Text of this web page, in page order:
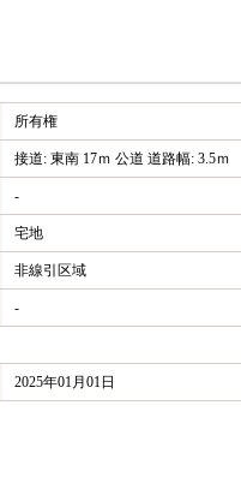
所有権
接道: 東南 17ｍ 公道 道路幅: 3.5ｍ
-
宅地
非線引区域
-
2025年01月01日